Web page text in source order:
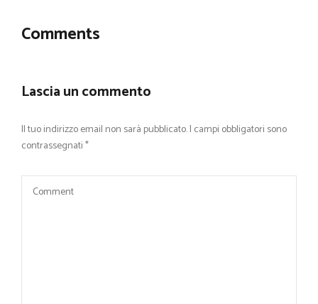
Comments
Lascia un commento
Il tuo indirizzo email non sarà pubblicato.I campi obbligatori sono
contrassegnati*